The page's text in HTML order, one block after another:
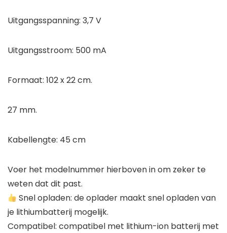
Uitgangsspanning: 3,7 V
Uitgangsstroom: 500 mA
Formaat: 102 x 22 cm.
27 mm.
Kabellengte: 45 cm
Voer het modelnummer hierboven in om zeker te
weten dat dit past.
Snel opladen: de oplader maakt snel opladen van
je lithiumbatterij mogelijk.
Compatibel: compatibel met lithium-ion batterij met